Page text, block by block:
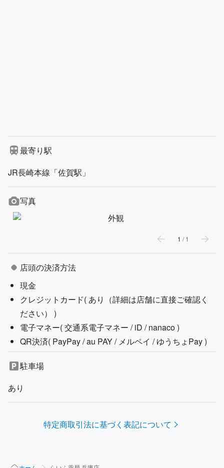
最寄り駅
JR長崎本線「佐賀駅」
写真
1 /1
店頭の決済方法
現金
クレジットカード( あり（詳細は店舗に直接ご確認く
ださい）
)
電子マネー(交通系電子マネー / iD / nanaco)
QR決済( PayPay / au PAY / メルペイ / ゆうちょPay)
駐車場
あり
特定商取引法に基づく表記について